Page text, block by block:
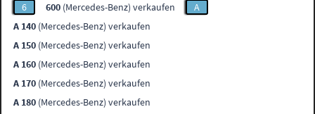
6
600 (Mercedes-Benz) verkaufen
A
A 140 (Mercedes-Benz) verkaufen
A 150 (Mercedes-Benz) verkaufen
A 160 (Mercedes-Benz) verkaufen
A 170 (Mercedes-Benz) verkaufen
A 180 (Mercedes-Benz) verkaufen